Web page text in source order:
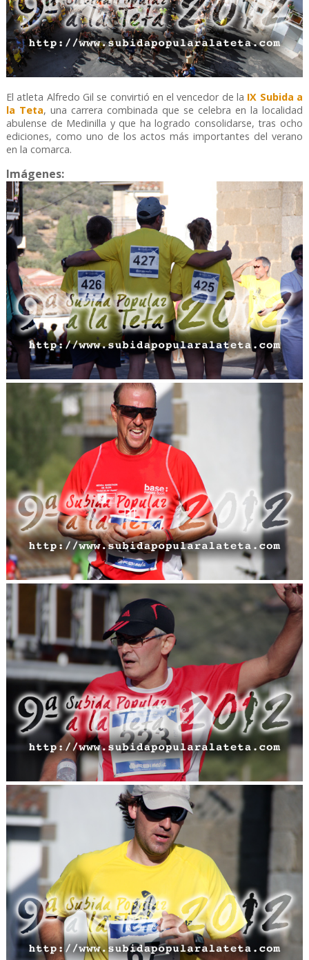
El atleta Alfredo Gil se convirtió en el vencedor de la IX Subida a
la Teta, una carrera combinada que se celebra en la localidad
abulense de Medinilla y que ha logrado consolidarse, tras ocho
ediciones, como uno de los actos más importantes del verano
en la comarca.
Imágenes: